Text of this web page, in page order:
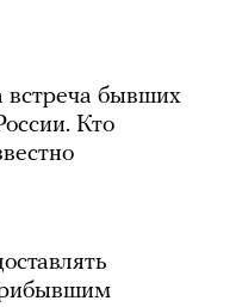
встреча бывших
Кто